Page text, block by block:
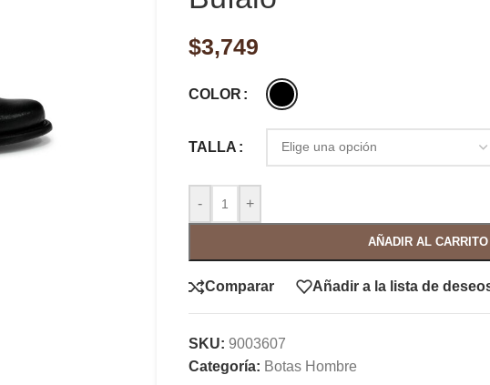
$3,749
COLOR
TALLA
- +
AÑADIR AL CARRITO
Comparar Añadir a la lista de
SKU: 9003607
Categoría: Botas Hombre